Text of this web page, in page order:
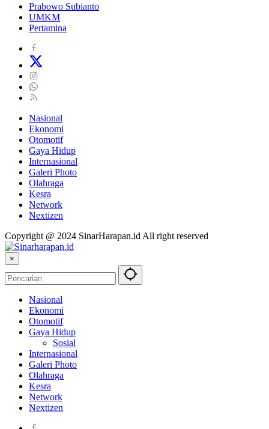
Prabowo Subianto
UMKM
Pertamina
Nasional
Ekonomi
Otomotif
Gaya Hidup
Internasional
Galeri Photo
Olahraga
Kesra
Network
Nextizen
Copyright @ 2024 SinarHarapan.id All right reserved
×
Nasional
Ekonomi
Otomotif
Gaya Hidup
Sosial
Internasional
Galeri Photo
Olahraga
Kesra
Network
Nextizen